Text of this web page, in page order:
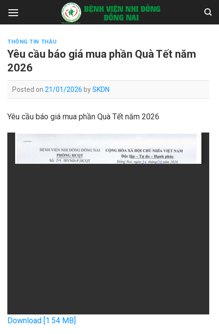
THÔNG TIN THẦU
Yêu cầu báo giá mua phần Quà Tết năm
2026
Posted on 21/01/2026 bySKDN
Yêu cầu báo giá mua phần Quà Tết năm 2026
Download [1.54 MB]